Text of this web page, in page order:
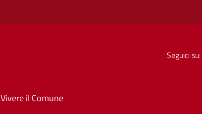
Seguici su:
Vivere il Comune